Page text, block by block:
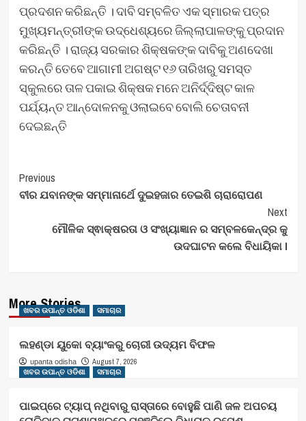
ପ୍ରଦଶନ କରିଛନ୍ତି । ଦାବି ସମ୍ବଳିତ ଏକ ସ୍ମାରକ ପତ୍ର
ମୁଖ୍ୟମନ୍ତ୍ରୀଙ୍କ ଉଦ୍ଧେଶ୍ୟରେ ଜିଲ୍ଲାପାଳଙ୍କୁ ପ୍ରଦାନ
କରିଛନ୍ତି । ରାଜ୍ୟ ସରକାର ଶିକ୍ଷକଙ୍କ ଦାବିକୁ ଅଣଦେଖା
କରନ୍ତି ତେବେ ଆଗାମୀ ଅଗଷ୍ଟ ୧୬ ତାରିଖରୁ ସମସ୍ତ
ସ୍କୁଲରେ ତାଳ ପକାଇ ଶିକ୍ଷକ ମନେ ଅନିର୍ଦ୍ଦିଷ୍ଟ କାଳ
ପର୍ଯ୍ୟନ୍ତ ଆନ୍ଦୋଳନକୁ ଓଲାଇବେ ବୋଲି ଚେତାବନୀ
ଦେଇଛନ୍ତି
Post
Navigation
Previous
ବୀର ଯବାନଙ୍କ ସମ୍ମାନାର୍ଥେ ଦୁଇହଜାର ତେଇଶି ଚାରାରୋପଣ
Next
ମୌଳିକ ସ୍ଵାକ୍ଷରତା ଓ ସଂଖ୍ୟାଜ୍ଞାନ ର ସମ୍ବଳକେନ୍ଦ୍ର କୁ
ଉଦଘାଟନ କଲେ ବିଧାୟିକା I
More Stories
ଖବର ଉପାନ୍ତ ଓଡିଶା ସମାଚାର
ଲହଣ୍ଡା ୟୁକୋ ବ୍ୟାଂକରୁ ଚୋରୀ ଉଦ୍ୟମ ବିଫଳ
upanta odisha
August 7, 2026
ଖବର ଉପାନ୍ତ ଓଡିଶା
ସମାଚାର
ପାଇପ୍‌ରେ ଟ୍ୟାପ୍‌ ନଥିବାରୁ ରାସ୍ତାରେ ବୋହୁଛି ପାଣି ଜଳ ଅପଚୟ